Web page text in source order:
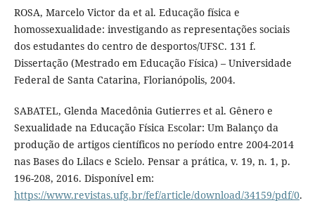
ROSA, Marcelo Victor da et al. Educação física e
homossexualidade: investigando as representações sociais
dos estudantes do centro de desportos/UFSC. 131 f.
Dissertação (Mestrado em Educação Física) – Universidade
Federal de Santa Catarina, Florianópolis, 2004.
SABATEL, Glenda Macedônia Gutierres et al. Gênero e
Sexualidade na Educação Física Escolar: Um Balanço da
produção de artigos científicos no período entre 2004-2014
nas Bases do Lilacs e Scielo. Pensar a prática, v. 19, n. 1, p.
196-208, 2016. Disponível em:
https://www.revistas.ufg.br/fef/article/download/34159/pdf/0.